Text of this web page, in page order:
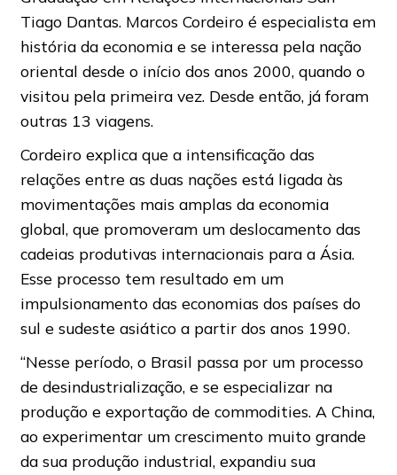
Tiago Dantas. Marcos Cordeiro é especialista em
história da economia e se interessa pela nação
oriental desde o início dos anos 2000, quando o
visitou pela primeira vez. Desde então, já foram
outras 13 viagens.
Cordeiro explica que a intensificação das
relações entre as duas nações está ligada às
movimentações mais amplas da economia
global, que promoveram um deslocamento das
cadeias produtivas internacionais para a Ásia.
Esse processo tem resultado em um
impulsionamento das economias dos países do
sul e sudeste asiático a partir dos anos 1990.
“Nesse período, o Brasil passa por um processo
de desindustrialização, e se especializar na
produção e exportação de commodities. A China,
ao experimentar um crescimento muito grande
da sua produção industrial, expandiu sua